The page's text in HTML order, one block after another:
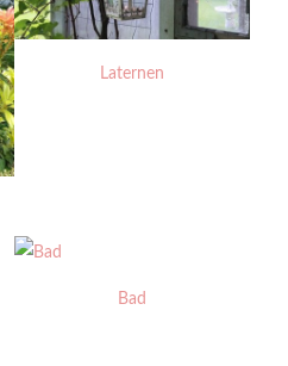
Laternen
Bad